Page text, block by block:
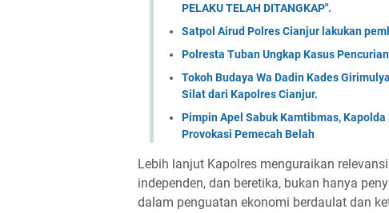
PELAKU TELAH DITANGKAP".
Satpol Airud Polres Cianjur lakukan
Polresta Tuban Ungkap Kasus
Tokoh Budaya Wa Dadin Kades
Silat dari Kapolres Cianjur.
Pimpin Apel Sabuk Kamtibmas,
Provokasi Pemecah Belah
Lebih lanjut Kapolres menguraikan
independen, dan beretika, bukan hanya
dalam penguatan ekonomi berdaulat dan